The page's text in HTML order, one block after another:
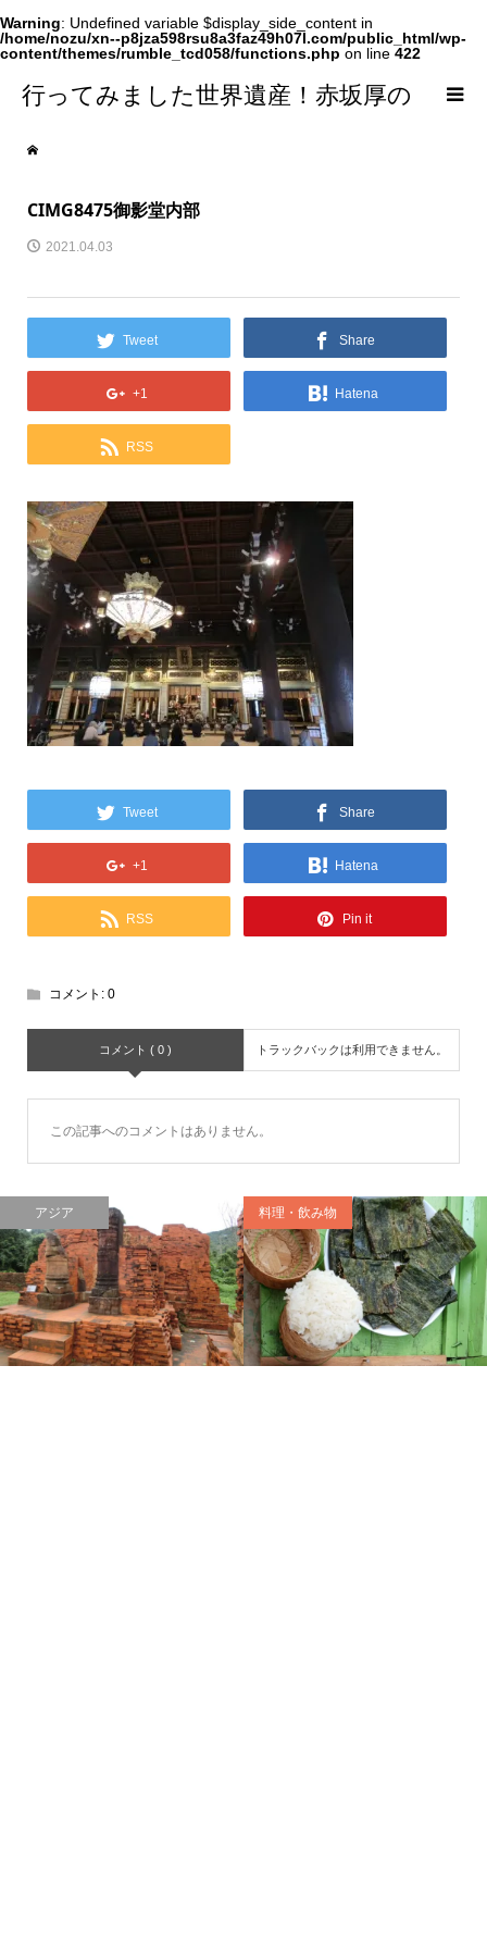
Warning: Undefined variable $display_side_content in
/home/nozu/xn--p8jza598rsu8a3faz49h07l.com/public_html/wp-
content/themes/rumble_tcd058/functions.php on line 422
行ってみました世界遺産！赤坂厚の
world Heritage
CIMG8475御影堂内部
2021.04.03
Tweet Share
+1 Hatena
RSS
Tweet Share
+1 Hatena
RSS Pin it
コメント: 0
コメント ( 0 ) トラックバックは利用できません。
この記事へのコメントはありません。
アジア 料理・飲み物